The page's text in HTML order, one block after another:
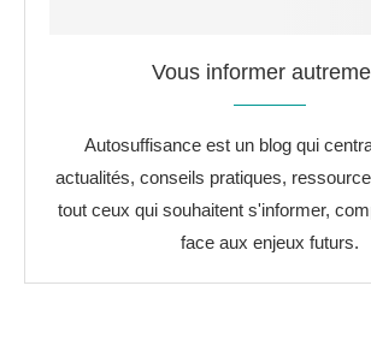
Vous informer
Autosuffisance est un blog qui
actualités, conseils pratiques,
tout ceux qui souhaitent s'informer,
face aux enjeux futurs.